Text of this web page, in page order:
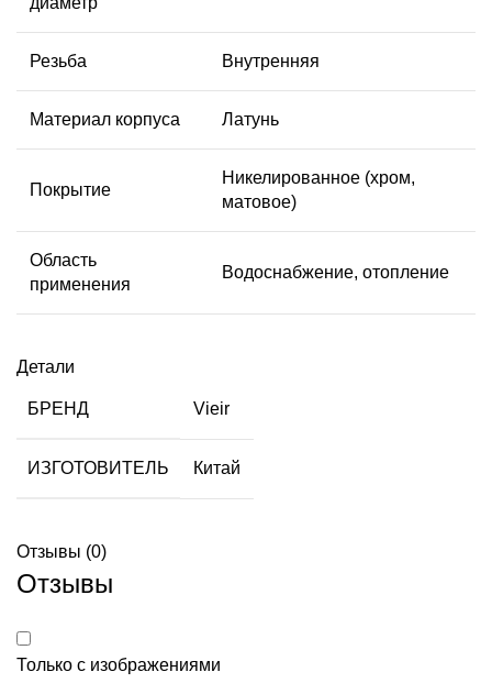
Резьба Внутренняя
Материал корпуса Латунь
Покрытие
Никелированное (хром,
матовое)
Область
применения
Водоснабжение, отопление
Детали
БРЕНД Vieir
ИЗГОТОВИТЕЛЬ Китай
Отзывы (0)
Отзывы
Только с изображениями